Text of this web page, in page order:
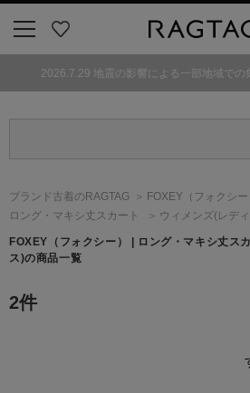
気
2026.7.29 地震の影響による一部地域での
ブランド古着のRAGTAG FOXEY （フォクシー
ロング・マキシ丈スカート
ウィメンズ(レデ
FOXEY （フォクシー）
| ロング・マキシ丈ス
ス)の商品一覧
2件